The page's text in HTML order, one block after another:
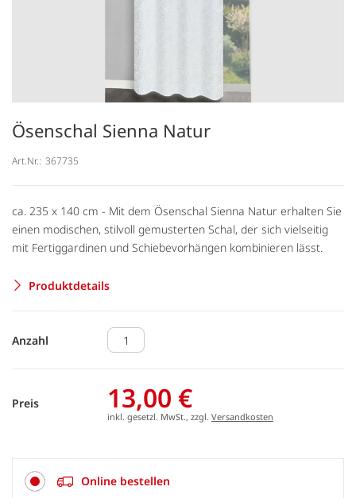
Ösenschal Sienna Natur
Art.Nr.: 367735
ca. 235 x 140 cm - Mit dem Ösenschal Sienna Natur erhalten Sie
einen modischen, stilvoll gemusterten Schal, der sich vielseitig
mit Fertiggardinen und Schiebevorhängen kombinieren lässt.
Produktdetails
Anzahl
Preis 13,00 €
inkl. gesetzl. MwSt., zzgl. Versandkosten
Online bestellen